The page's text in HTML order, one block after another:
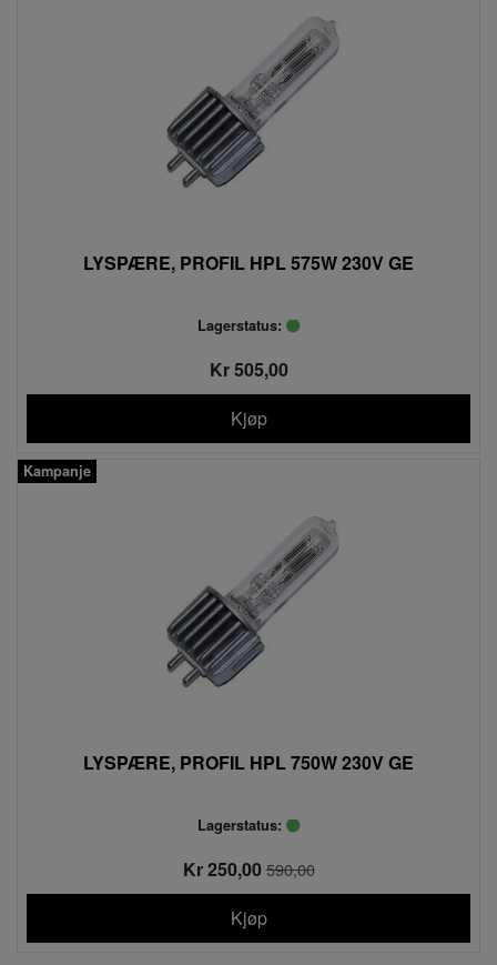
LYSPÆRE, PROFIL HPL 575W 230V GE
Lagerstatus:
Kr 505,00
Kjøp
Kampanje
LYSPÆRE, PROFIL HPL 750W 230V GE
Lagerstatus:
Kr 250,00590,00
Kjøp